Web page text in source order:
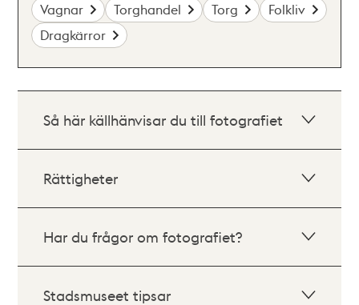
Vagnar Torghandel Torg
Folkliv
Dragkärror
Så här källhänvisar du till fotografiet
Rättigheter
Har du frågor om fotografiet?
Stadsmuseet tipsar